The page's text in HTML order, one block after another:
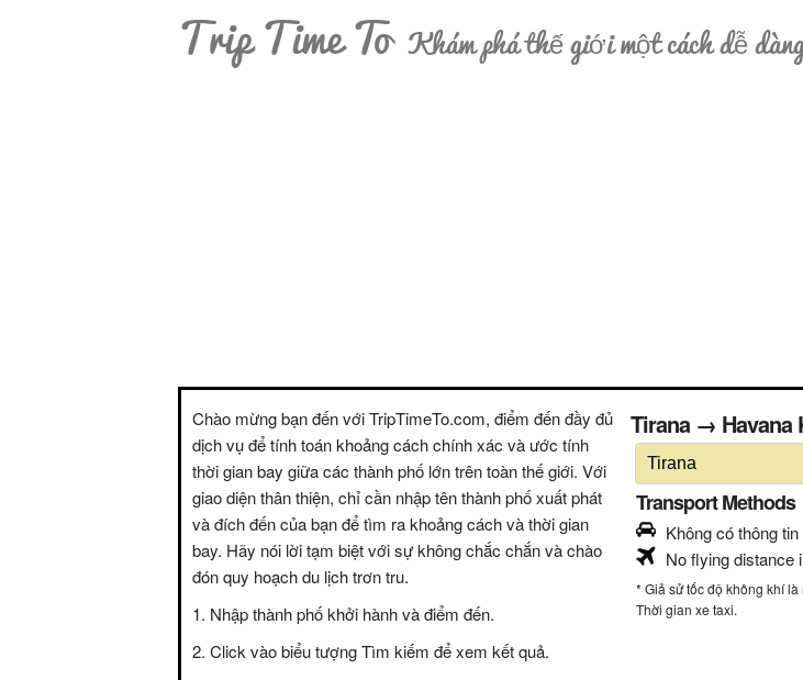
Trip Time To Khám phá thế giới một cách dễ
Chào mừng bạn đến với TripTimeTo.com, điểm đến đầy đủ
dịch vụ để tính toán khoảng cách chính xác và ước tính
thời gian bay giữa các thành phố lớn trên toàn thế giới. Với
giao diện thân thiện, chỉ cần nhập tên thành phố xuất phát
và đích đến của bạn để tìm ra khoảng cách và thời gian
bay. Hãy nói lời tạm biệt với sự không chắc chắn và chào
đón quy hoạch du lịch trơn tru.
Nhập thành phố khởi hành và điểm đến.
Click vào biểu tượng Tìm kiếm để xem kết quả.
Tirana → Havana
Transport Methods
Không có thông
No flying distance
* Giả sử tốc độ không khí
Thời gian xe taxi.